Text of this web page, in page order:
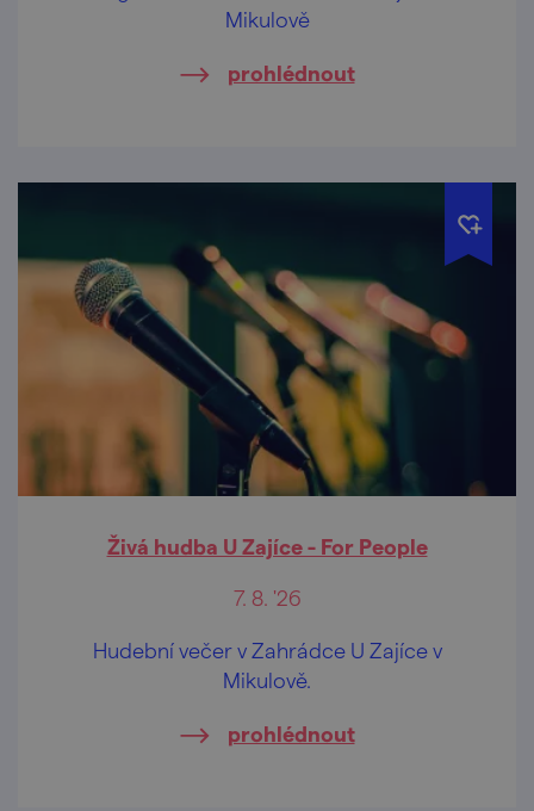
Mikulově
prohlédnout
Živá hudba U Zajíce - For People
7. 8. '26
Hudební večer v Zahrádce U Zajíce v
Mikulově.
prohlédnout